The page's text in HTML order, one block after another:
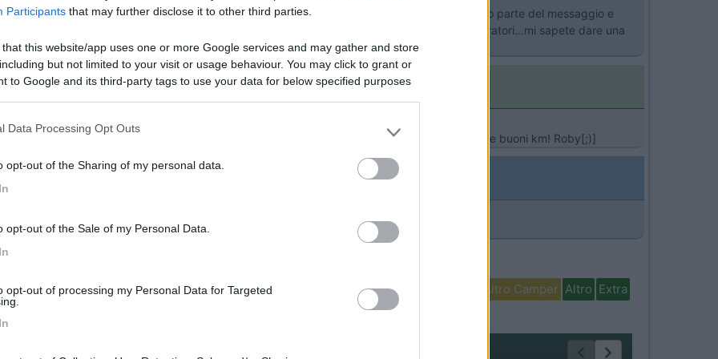
Participants that may further disclose it to other third parties.
that this website/app uses one or more Google services and may gather and store
but not limited to your visit or usage behaviour. You may click to grant or
to Google and its third-party tags to use your data for below specified purposes
Data Processing Opt Outs
opt-out of the Sharing of my personal data.
opt-out of the Sale of my Personal Data.
opt-out of processing my Personal Data for Targeted
con la posta interna (quella funzione che dice "invia una mail all' utente"), mi arriva solo parte del messaggio e
cosa simile? Inoltre non ricordo come fare a segnalare un malfunzionamento agli amministratori...mi sapete dare una
che accade a te. Per contattare gli amministratori scrivi a info@camperonline.it Ciao a tutti e buoni km! Roby[;)]
Meccanica Cellula Accessori Eventi Leggi Comportamenti Disabili Altro Camper Altro Extra